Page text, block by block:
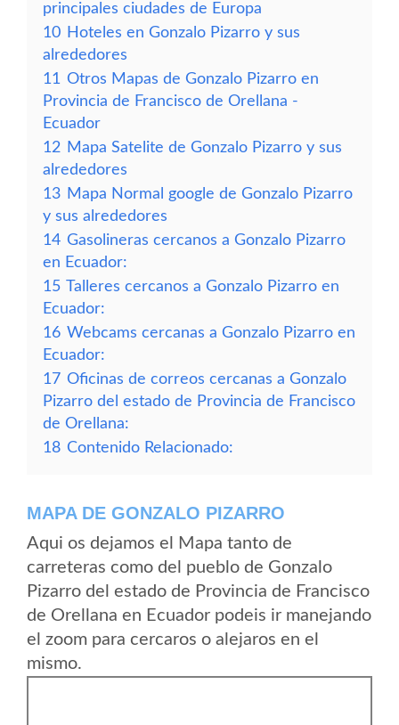
principales ciudades de Europa
10 Hoteles en Gonzalo Pizarro y sus
alrededores
11 Otros Mapas de Gonzalo Pizarro en
Provincia de Francisco de Orellana -
Ecuador
12 Mapa Satelite de Gonzalo Pizarro y sus
alrededores
13 Mapa Normal google de Gonzalo Pizarro
y sus alrededores
14 Gasolineras cercanos a Gonzalo Pizarro
en Ecuador:
15 Talleres cercanos a Gonzalo Pizarro en
Ecuador:
16 Webcams cercanas a Gonzalo Pizarro en
Ecuador:
17 Oficinas de correos cercanas a Gonzalo
Pizarro del estado de Provincia de Francisco
de Orellana:
18 Contenido Relacionado:
MAPA DE GONZALO PIZARRO
Aqui os dejamos el Mapa tanto de
carreteras como del pueblo de Gonzalo
Pizarro del estado de Provincia de Francisco
de Orellana en Ecuador podeis ir manejando
el zoom para cercaros o alejaros en el
mismo.